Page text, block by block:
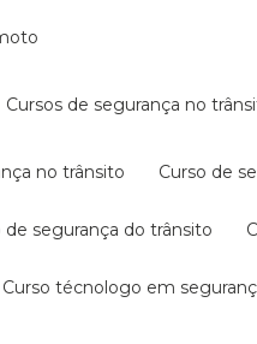
cursos de segurança no
no trânsito curso de
de segurança do trânsito
curso técnologo em